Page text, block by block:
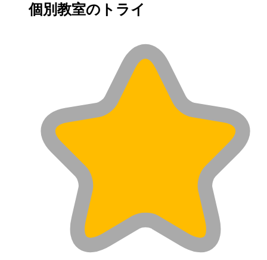
個別教室のトライ